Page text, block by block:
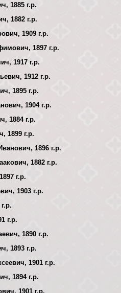
1885 г.р.
1882 г.р.
1909 г.р.
1897 г.р.
1917 г.р.
1912 г.р.
1895 г.р.
1904 г.р.
1884 г.р.
1899 г.р.
1896 г.р.
1882 г.р.
г.р.
1903 г.р.
г.р.
1890 г.р.
1893 г.р.
1901 г.р.
1894 г.р.
1901 г.р.